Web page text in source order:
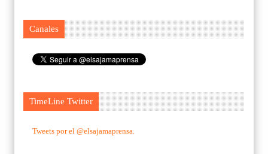
Canales
TimeLine Twitter
Tweets por el @elsajamaprensa.